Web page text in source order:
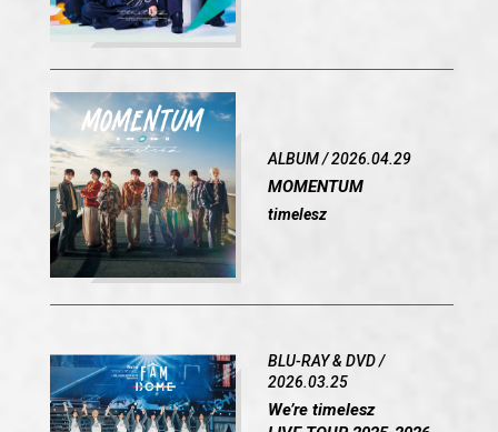
ALBUM / 2026.04.29
MOMENTUM
timelesz
BLU-RAY & DVD /
2026.03.25
We’re timelesz